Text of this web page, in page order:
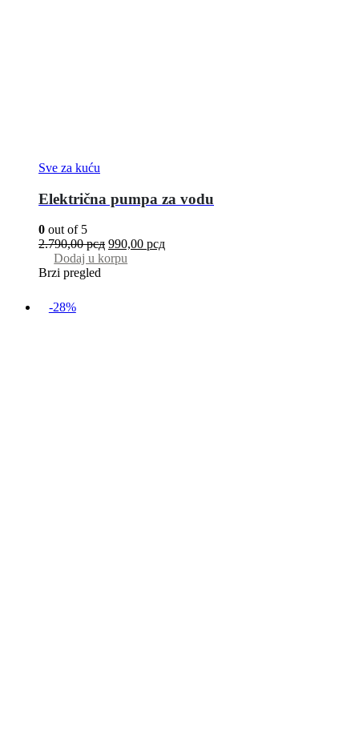
Sve za kuću
Električna pumpa za vodu
0 out of 5
2.790,00рсд 990,00 рсд
Dodaj u korpu
Brzi pregled
-28%